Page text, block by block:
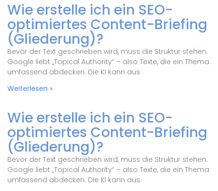
Wie erstelle ich ein SEO-
optimiertes Content-Briefing
(Gliederung)?
Bevor der Text geschrieben wird, muss die Struktur stehen.
Google liebt „Topical Authority“ – also Texte, die ein Thema
umfassend abdecken. Die KI kann aus
Weiterlesen »
Wie erstelle ich ein SEO-
optimiertes Content-Briefing
(Gliederung)?
Bevor der Text geschrieben wird, muss die Struktur stehen.
Google liebt „Topical Authority“ – also Texte, die ein Thema
umfassend abdecken. Die KI kann aus